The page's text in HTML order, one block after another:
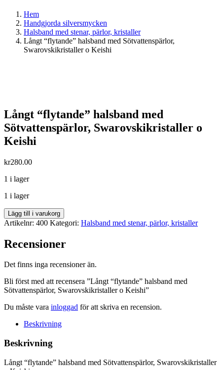
Hem
Handgjorda silversmycken
Halsband med stenar, pärlor, kristaller
Långt “flytande” halsband med Sötvattenspärlor,
Swarovskikristaller o Keishi
Långt “flytande” halsband med
Sötvattenspärlor, Swarovskikristaller o
Keishi
kr280.00
1 i lager
1 i lager
Långt
"flytande"
med
Sötvattenspärlor,
o
mängd
Lägg till i varukorg
Artikelnr: 400 Kategori: Halsband med stenar, pärlor, kristaller
Recensioner
Det finns inga recensioner än.
Bli först med att recensera ”Långt “flytande” halsband med
Sötvattenspärlor, Swarovskikristaller o Keishi”
Du måste vara inloggad för att skriva en recension.
Beskrivning
Beskrivning
Långt “flytande” halsband med Sötvattenspärlor, Swarovskikristaller